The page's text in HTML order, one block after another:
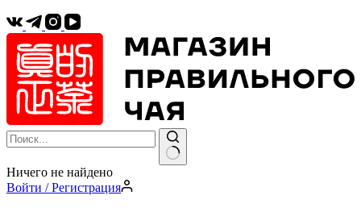
Ничего не найдено
Войти / Регистрация